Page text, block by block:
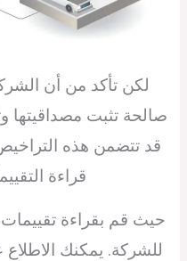
لكن تأكد من أن
صالحة تثبت مصداقيتها
قد تتضمن هذه
قراءة
حيث قم بقراءة تقييمات
للشركة. يمكنك